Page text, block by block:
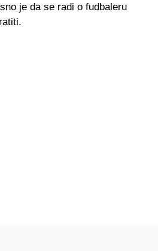
je da se radi o fudbaleru